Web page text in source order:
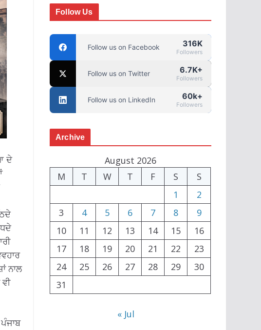
ਦੇ
ਨਾਲ
Follow Us
Follow us on Facebook 316K
Followers
Follow us on Twitter 6.7K+
Followers
Follow us on LinkedIn 60k+
Followers
Archive
August 2026
M
T W T F S
S
1
2
3
4 5 6 7 8
9
10
11 12 13 14 15
16
17
18 19 20 21 22
23
24
25 26 27 28 29
30
31
« Jul